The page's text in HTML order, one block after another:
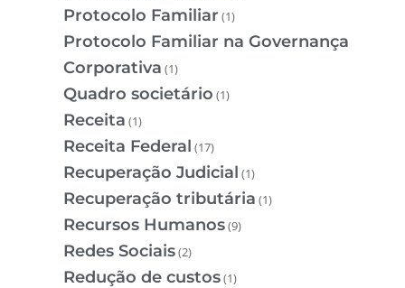
Protocolo Familiar (1)
Protocolo Familiar na Governança
Corporativa (1)
Quadro societário (1)
Receita (1)
Receita Federal (17)
Recuperação Judicial (1)
Recuperação tributária (1)
Recursos Humanos(9)
Redes Sociais(2)
Redução de custos(1)